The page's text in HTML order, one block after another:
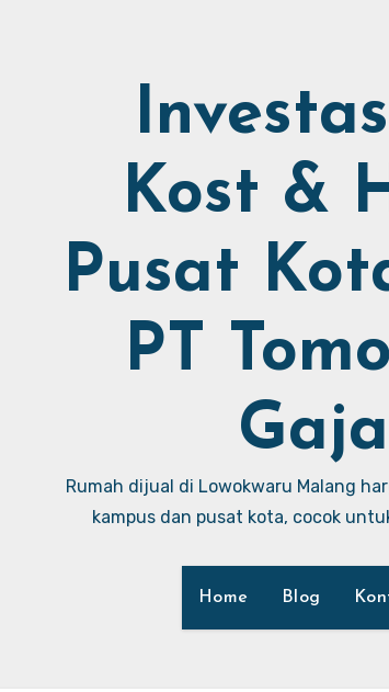
Kost &
Pusat
PT
Rumah dijual di Lowokwaru Malang
kampus dan pusat kota, cocok
Home Blog